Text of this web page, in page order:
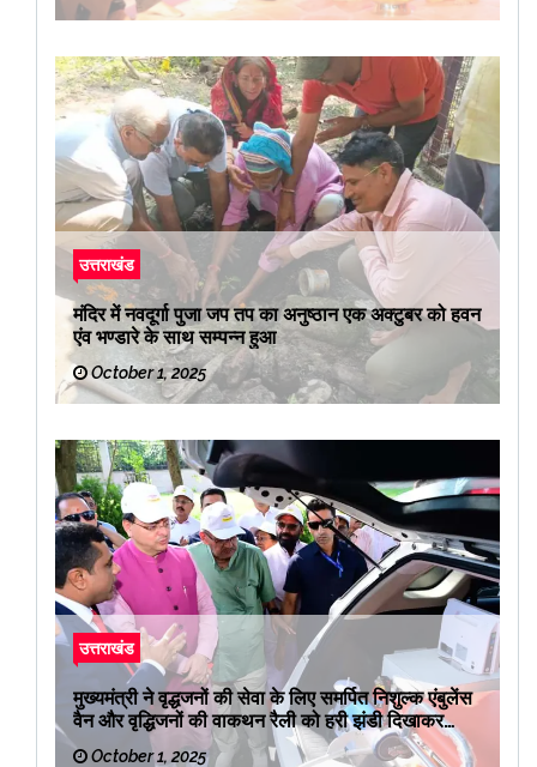
उत्तराखंड
मंदिर में नवदूर्गा पुजा जप तप का अनुष्ठान एक अक्टुबर को हवन
एंव भण्डारे के साथ सम्पन्न हुआ
October 1, 2025
उत्तराखंड
मुख्यमंत्री ने वृद्धजनों की सेवा के लिए समर्पित निशुल्क एंबुलेंस
वैन और वृद्धिजनों की वाकथन रैली को हरी झंडी दिखाकर
रवाना किया
October 1, 2025